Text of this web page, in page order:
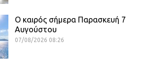
Ο καιρός σήμερα Παρασκευή 7
Αυγούστου
07/08/2026 08:26